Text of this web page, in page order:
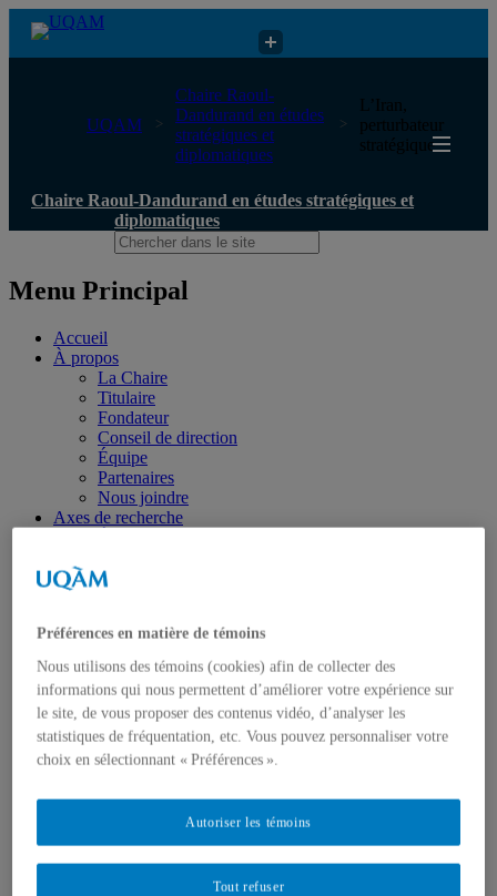
Chaire Raoul-Dandurand en études stratégiques et diplomatiques
UQAM
Chaire Raoul-
Dandurand en études
stratégiques et
diplomatiques
L’Iran,
perturbateur
stratégique
Chaire Raoul-Dandurand en études stratégiques et
diplomatiques
Menu Principal
Accueil
À propos
La Chaire
Titulaire
Fondateur
Conseil de direction
Équipe
Partenaires
Nous joindre
Axes de recherche
Géopolitique
Accueil
Répertoire
Chercheur-e-s
Tou-te-s les chercheur-e-s
États-Unis
Centre FrancoPaix
Géopolitique
Conflits multidimensionnels
Centre FrancoPaix
Préférences en matière de témoins
Nous utilisons des témoins (cookies) afin de collecter des
informations qui nous permettent d’améliorer votre expérience sur
le site, de vous proposer des contenus vidéo, d’analyser les
statistiques de fréquentation, etc. Vous pouvez personnaliser votre
choix en sélectionnant « Préférences ».
Tout refuser
Autoriser les témoins